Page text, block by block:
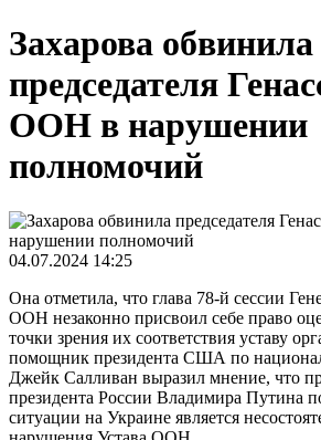
Захарова обвинила
председателя
ООН в нарушении
полномочий
04.07.2024 14:25
Она отметила, что глава 78-й сессии
ООН незаконно присвоил себе право
точки зрения их соответствия уставу
помощник президента США по
Джейк Салливан выразил мнение, что
президента России Владимира Путина
ситуации на Украине является